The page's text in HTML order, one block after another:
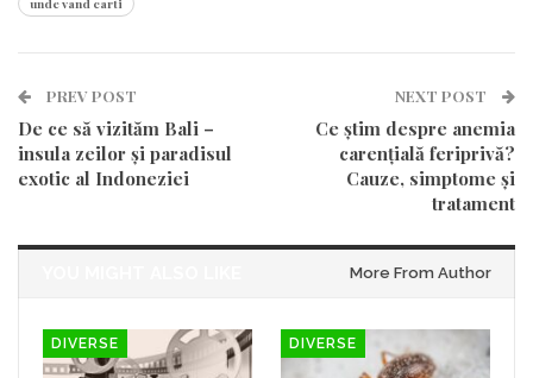
PREV POST
De ce să vizităm Bali –
insula zeilor și paradisul
exotic al Indoneziei
NEXT POST
Ce știm despre anemia
carențială feriprivă?
Cauze, simptome și
tratament
More From Author
DIVERSE DIVERSE